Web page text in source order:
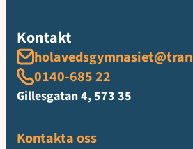
Kontakt
0140-685 22
Gillesgatan 4, 573 35
Kontakta oss